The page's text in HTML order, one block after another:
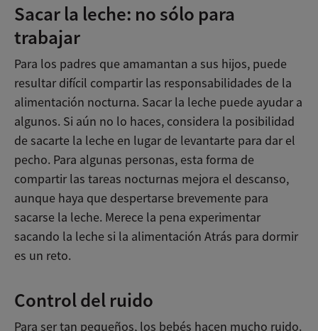
Sacar la leche: no sólo para
trabajar
Para los padres que amamantan a sus hijos, puede
resultar difícil compartir las responsabilidades de la
alimentación nocturna. Sacar la leche puede ayudar a
algunos. Si aún no lo haces, considera la posibilidad
de sacarte la leche en lugar de levantarte para dar el
pecho. Para algunas personas, esta forma de
compartir las tareas nocturnas mejora el descanso,
aunque haya que despertarse brevemente para
sacarse la leche. Merece la pena experimentar
sacando la leche si la alimentación Atrás para dormir
es un reto.
Control del ruido
Para ser tan pequeños, los bebés hacen mucho ruido.